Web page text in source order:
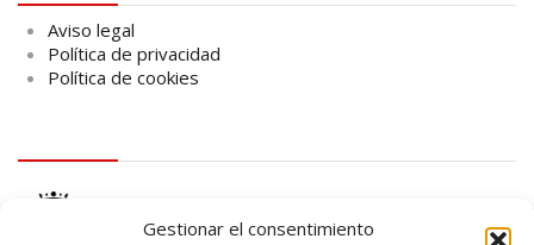
Gestionar el consentimiento
Aviso legal
Política de privacidad
Política de cookies